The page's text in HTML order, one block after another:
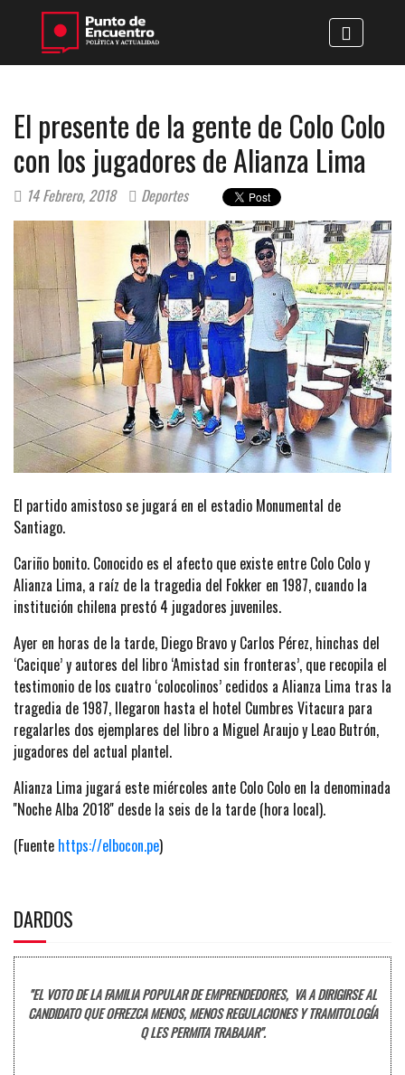
El presente de la gente de Colo Colo
con los jugadores de Alianza Lima
14 Febrero, 2018 Deportes
El partido amistoso se jugará en el estadio Monumental de
Santiago.
Cariño bonito. Conocido es el afecto que existe entre Colo Colo y
Alianza Lima, a raíz de la tragedia del Fokker en 1987, cuando la
institución chilena prestó 4 jugadores juveniles.
Ayer en horas de la tarde, Diego Bravo y Carlos Pérez, hinchas del
‘Cacique’ y autores del libro ‘Amistad sin fronteras’, que recopila el
testimonio de los cuatro ‘colocolinos’ cedidos a Alianza Lima tras la
tragedia de 1987, llegaron hasta el hotel Cumbres Vitacura para
regalarles dos ejemplares del libro a Miguel Araujo y Leao Butrón,
jugadores del actual plantel.
Alianza Lima jugará este miércoles ante Colo Colo en la denominada
''Noche Alba 2018'' desde la seis de la tarde (hora local).
(Fuente https://elbocon.pe)
DARDOS
"EL VOTO DE LA FAMILIA POPULAR DE EMPRENDEDORES, VA A DIRIGIRSE AL
CANDIDATO QUE OFREZCA MENOS, MENOS REGULACIONES Y TRAMITOLOGÍA
Q LES PERMITA TRABAJAR".